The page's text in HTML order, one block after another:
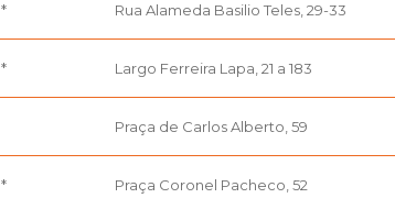
Rua Alameda Basilio Teles, 29-33
Largo Ferreira Lapa, 21 a 183
Praça de Carlos Alberto, 59
Praça Coronel Pacheco, 52